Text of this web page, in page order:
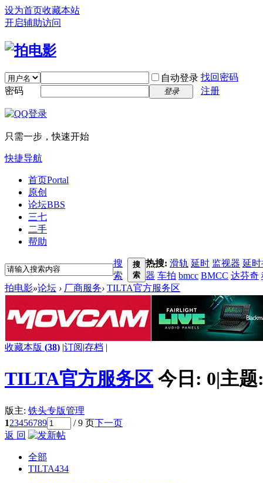
设为首页收藏本站
开启辅助访问
自动登录 找回密码
密码
登录 注册
只需一步，快速开始
快捷导航
首页Portal
原创
论坛BBS
三七
二手
帮助
搜
索
搜
索
热搜: 滑轨 延时 监视器 延
器 车拍 bmcc BMCC 达芬奇
拍电影»论坛 › 厂商服务› TILTA官方服务区
收藏本版 (38) |订阅|存档 |
TILTA官方服务区 今日: 0|主
版主: 铁头专版管理
123456789 / 9 页下一页
返 回
全部
TILTA434